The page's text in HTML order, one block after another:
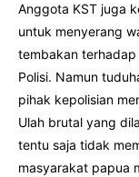
Anggota KST juga
untuk menyerang
tembakan
Polisi. Namun
pihak kepolisian
Ulah brutal yang
tentu saja tidak
masyarakat papua